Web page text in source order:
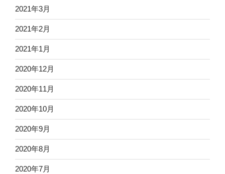
2021年3月
2021年2月
2021年1月
2020年12月
2020年11月
2020年10月
2020年9月
2020年8月
2020年7月